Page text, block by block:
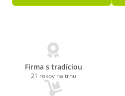
Firma s tradíciou
21 rokov na trhu